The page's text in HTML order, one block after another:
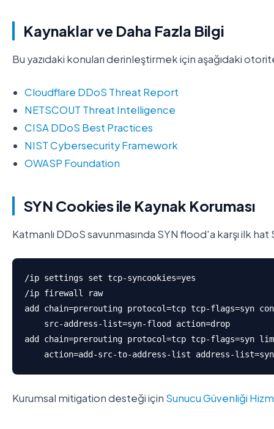
Kaynaklar ve Daha Fazla Bilgi
Bu yazıdaki konuları derinleştirmek için aşağıdaki
Cloudflare DDoS Threat Report
NETSCOUT Threat Intelligence
CISA DDoS Best Practices
NIST Cybersecurity Framework
OWASP Foundation
SYN Cookies ile Kaynak Koruması
Katmanlı DDoS savunmasında SYN flood'a karşı ilk
/ip settings set tcp-syncookies=yes
/ip firewall raw
add chain=prerouting protocol=tcp tcp-flags=syn
    src-address-list=syn-flood action=drop
add chain=prerouting protocol=tcp tcp-flags=syn
action=add-src-to-address-list address-
Kurumsal mitigation desteği için Sunucu Güvenliği